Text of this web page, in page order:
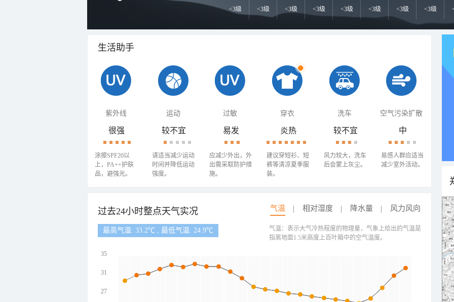
<3级 <3级 <3级 <3级 <3级 <3级 <3级 <3级
生活助手
紫外线 运动 过敏 穿衣 洗车 空气污染扩散
很强
涂擦SPF20以
上，PA++护肤
品，避强光。
较不宜
请适当减少运动
时间并降低运动
强度。
易发
应减少外出，外
出需采取防护措
施。
炎热
建议穿短衫、短
裤等清凉夏季服
装。
较不宜
风力较大，洗车
后会蒙上灰尘。
中
易感人群应适当
减少室外活动。
过去24小时整点天气实况 气温 相对湿度 降水量 风力风向
最高气温: 33.2℃ , 最低气温: 24.9℃
35
31
27
气温：表示大气冷热程度的物理量，气象上给出的气温是
指离地面1.5米高度上百叶箱中的空气温度。